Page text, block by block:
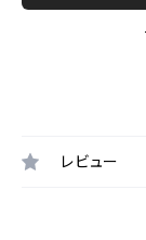
レビュー